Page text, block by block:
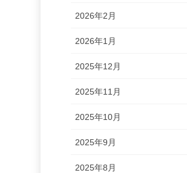
2026年2月
2026年1月
2025年12月
2025年11月
2025年10月
2025年9月
2025年8月